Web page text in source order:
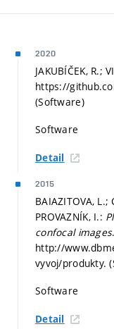
2020
JAKUBÍČEK, R.;
https://
(Software)
Software
Detail
2015
BAIAZITOVA, L.;
PROVAZNÍK, I.:
confocal images
http://
vyvoj/produkty.
Software
Detail